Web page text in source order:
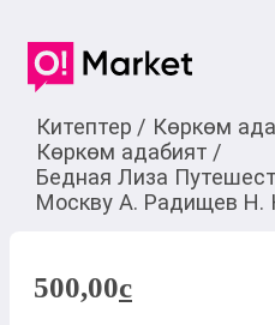
Китептер / Көркөм
Көркөм адабият /
Бедная Лиза
Москву А. Радищев Н.
500,00c